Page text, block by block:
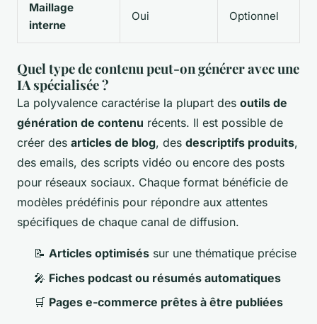
Maillage
interne
Oui Optionnel
Quel type de contenu peut-on générer avec une
IA spécialisée ?
La polyvalence caractérise la plupart des outils de
génération de contenu récents. Il est possible de
créer des articles de blog, des descriptifs produits,
des emails, des scripts vidéo ou encore des posts
pour réseaux sociaux. Chaque format bénéficie de
modèles prédéfinis pour répondre aux attentes
spécifiques de chaque canal de diffusion.
📝 Articles optimisés sur une thématique précise
🎤 Fiches podcast ou résumés automatiques
🛒 Pages e-commerce prêtes à être publiées